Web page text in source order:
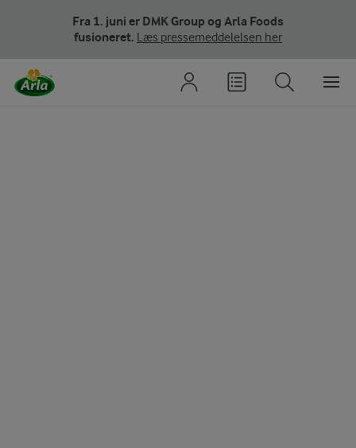
Fra 1. juni er DMK Group og Arla Foods
fusioneret. Læs pressemeddelelsen her